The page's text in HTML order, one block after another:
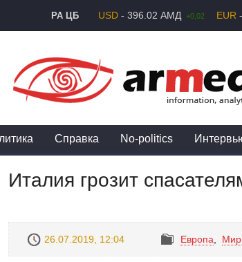
РА ЦБ USD - 396.02 АМД +0,02 EUR
Справка No-politics
Италия грозит
26.07.2019, 12:04 Европа Mир